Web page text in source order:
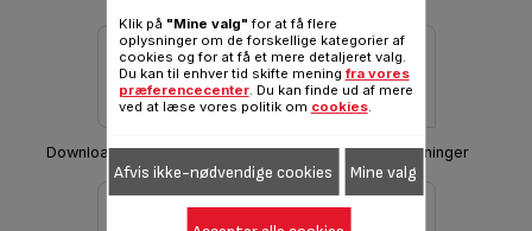
Download hurtigstartguiden Sikkerhedsanvisninger
Klik på "Mine valg" for at få flere
oplysninger om de forskellige kategorier af
cookies og for at få et mere detaljeret valg.
Du kan til enhver tid skifte mening fra vores
præferencecenter. Du kan finde ud af mere
ved at læse vores politik om cookies.
Afvis ikke-nødvendige cookies Mine valg